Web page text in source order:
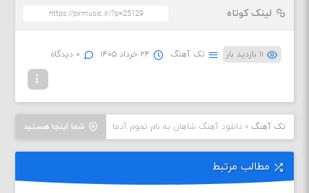
لینک کوتاه
۱۱ بازدید بار تک آهنگ ۲۴ خرداد ۱۴۰۵ ۰ دیدگاه
شما اینجا هستید تک آهنگ »دانلود آهنگ شاهان به نام تموم آدما
مطالب مرتبط